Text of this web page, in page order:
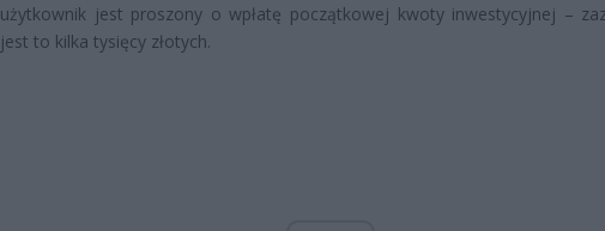
użytkownik jest proszony o wpłatę początkowej kwoty inwestycyjnej –
jest to kilka tysięcy złotych.